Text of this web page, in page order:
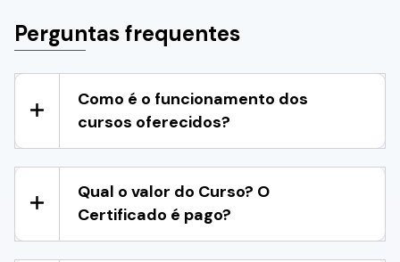
Perguntas frequentes
Como é o funcionamento dos
cursos oferecidos?
Qual o valor do Curso? O
Certificado é pago?